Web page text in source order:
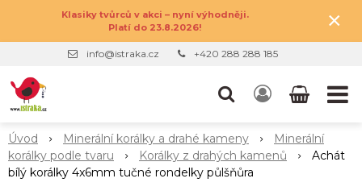
Klasiky tvůrců v akci – nyní výhodněji.
Platí do 23.8.2026!
×
info@istraka.cz +420 288 288 185
Úvod Minerální korálky a drahé kameny
Minerální
korálky podle tvaru
Korálky z drahých kamenů
Achát
bílý korálky 4x6mm tučné rondelky půlšňůra